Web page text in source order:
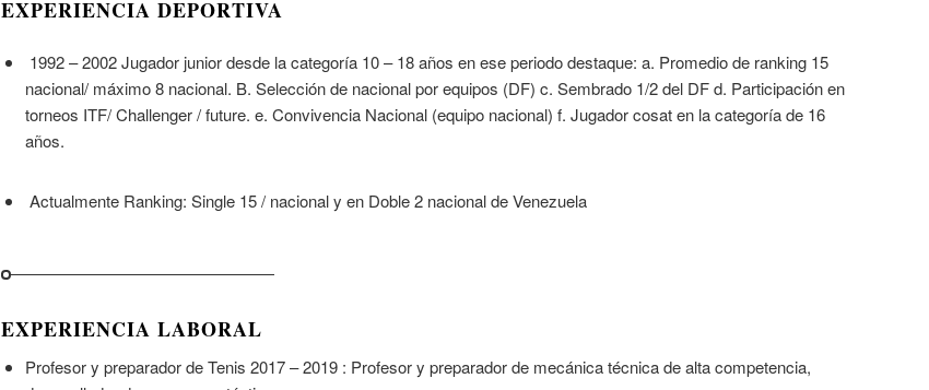
EXPERIENCIA DEPORTIVA
1992 – 2002 Jugador junior desde la categoría 10 – 18 años en ese periodo destaque: a. Promedio de ranking 15
nacional/ máximo 8 nacional. B. Selección de nacional por equipos (DF) c. Sembrado 1/2 del DF d. Participación en
torneos ITF/ Challenger / future. e. Convivencia Nacional (equipo nacional) f. Jugador cosat en la categoría de 16
años.
Actualmente Ranking: Single 15 / nacional y en Doble 2 nacional de Venezuela
EXPERIENCIA LABORAL
Profesor y preparador de Tenis 2017 – 2019 : Profesor y preparador de mecánica técnica de alta competencia,